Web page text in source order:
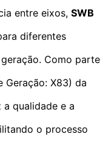
entre eixos, SWB
diferentes
Como parte
Geração: X83) da
qualidade e a
o processo